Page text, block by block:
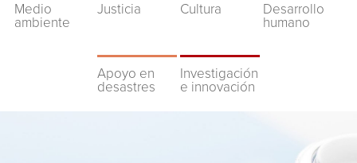
Medio
ambiente
Justicia Cultura
Desarrollo
humano
Apoyo en
desastres
Investigación
e innovación